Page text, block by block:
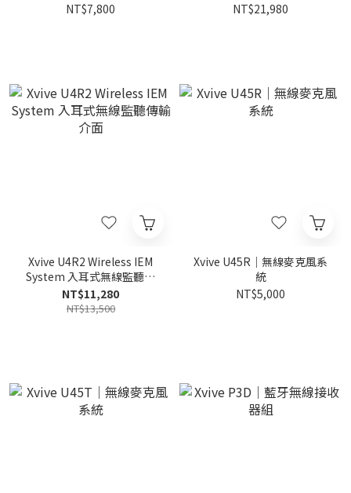
NT$7,800
NT$21,980
Xvive U4R2 Wireless IEM
System 入耳式無線監聽傳
輸介面
NT$11,280
NT$13,500
Xvive U45R｜無線麥克風系
統
NT$5,000